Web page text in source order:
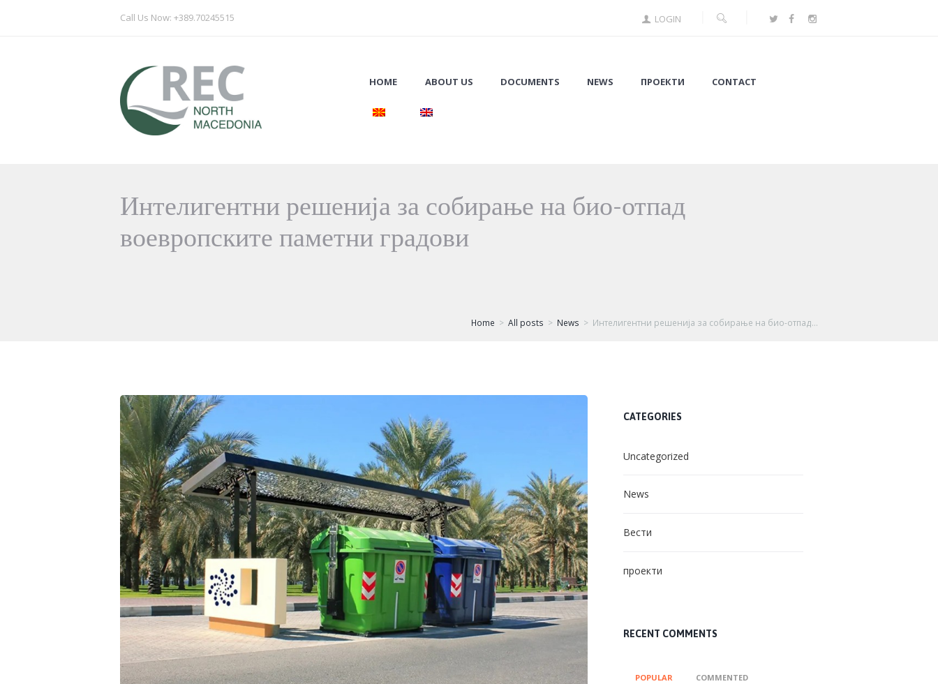
Call Us Now: +389.70245515 LOGIN
HOME ABOUT US DOCUMENTS NEWS ПРОЕКТИ CONTACT
Интелигентни решенија за собирање на био-отпад
воевропските паметни градови
Home All posts News Интелигентни решенија за собирање на био-отпад...
CATEGORIES
Uncategorized
News
Вести
проекти
RECENT COMMENTS
POPULAR COMMENTED